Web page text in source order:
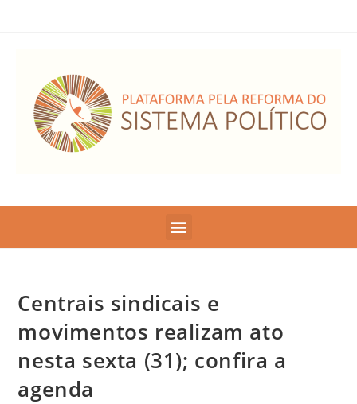
Centrais sindicais e
movimentos realizam ato
nesta sexta (31); confira a
agenda